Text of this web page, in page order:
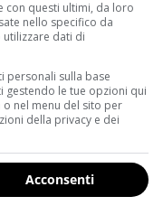
e disporle su un
nostre verdure.
con questi ultimi, da loro
nello specifico da
dati di
sulla base
le tue opzioni qui
nel menu del sito per
della privacy e dei
Acconsenti